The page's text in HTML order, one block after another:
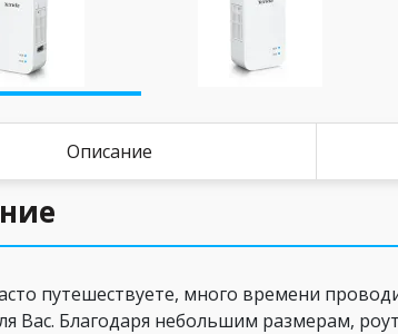
Описание
путешествуете, много времени
Вас. Благодаря небольшим размерам,